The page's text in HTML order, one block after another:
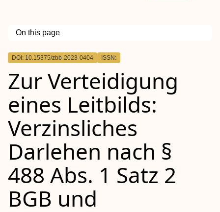
On this page
Outline
DOI: 10.15375/zbb-2023-0404 ISSN:
Zur Verteidigung
eines Leitbilds:
Verzinsliches
Darlehen nach §
488 Abs. 1 Satz 2
BGB und